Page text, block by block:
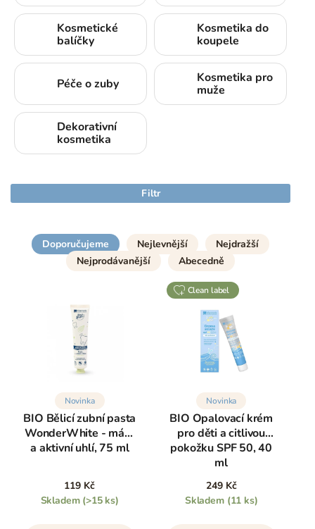
Kosmetické
balíčky
Kosmetika do
koupele
Péče o zuby
Kosmetika pro
muže
Dekorativní
kosmetika
Filtr
Doporučujeme Nejlevnější
Nejdražší
Nejprodávanější
Abecedně
Novinka
BIO Bělicí zubní pasta
WonderWhite - máta
a aktivní uhlí, 75 ml
119 Kč
Skladem (>15 ks)
clean label
Novinka
BIO Opalovací krém
pro děti a citlivou
pokožku SPF 50, 40
ml
249 Kč
Skladem (11 ks)